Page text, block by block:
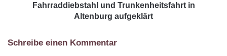
Fahrraddiebstahl und Trunkenheitsfahrt in
Altenburg aufgeklärt
Schreibe einen Kommentar